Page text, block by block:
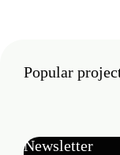
Popular
Newsletter